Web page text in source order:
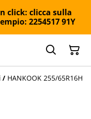
click: clicca sulla
2254517 91Y
/ HANKOOK 255/65R16H